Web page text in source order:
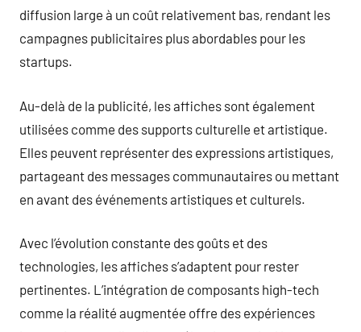
diffusion large à un coût relativement bas, rendant les
campagnes publicitaires plus abordables pour les
startups.
Au-delà de la publicité, les affiches sont également
utilisées comme des supports culturelle et artistique.
Elles peuvent représenter des expressions artistiques,
partageant des messages communautaires ou mettant
en avant des événements artistiques et culturels.
Avec l’évolution constante des goûts et des
technologies, les affiches s’adaptent pour rester
pertinentes. L’intégration de composants high-tech
comme la réalité augmentée offre des expériences